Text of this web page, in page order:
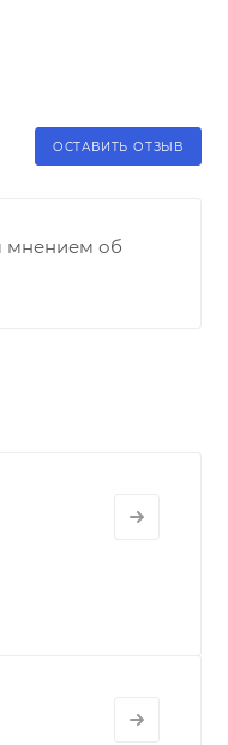
ОСТАВИТЬ ОТЗЫВ
мнением об